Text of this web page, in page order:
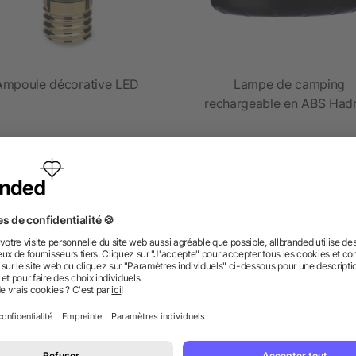
décorative LED
Lampe de camping
rechargeable en ABS
questions ? Nous avons les
ressembler les données d’impression ? allbranded
service pour les créer ?